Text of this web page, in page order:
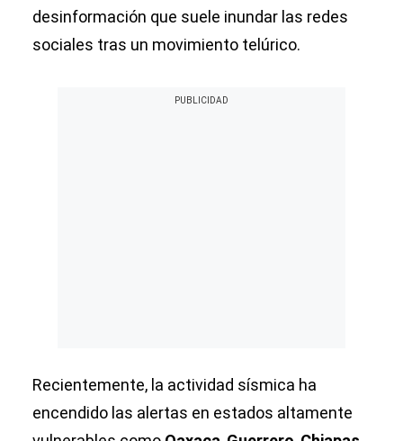
desinformación que suele inundar las redes
sociales tras un movimiento telúrico.
Recientemente, la actividad sísmica ha
encendido las alertas en estados altamente